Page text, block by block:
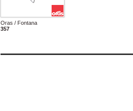
Oras / Fontana
357